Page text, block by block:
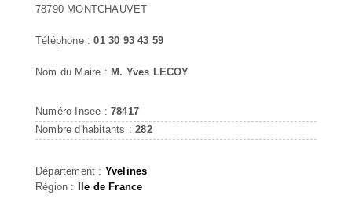
78790 MONTCHAUVET
Téléphone :01 30 93 43 59
Nom du Maire : M. Yves LECOY
Numéro Insee : 78417
Nombre d'habitants :282
Département : Yvelines
Région : Ile de France